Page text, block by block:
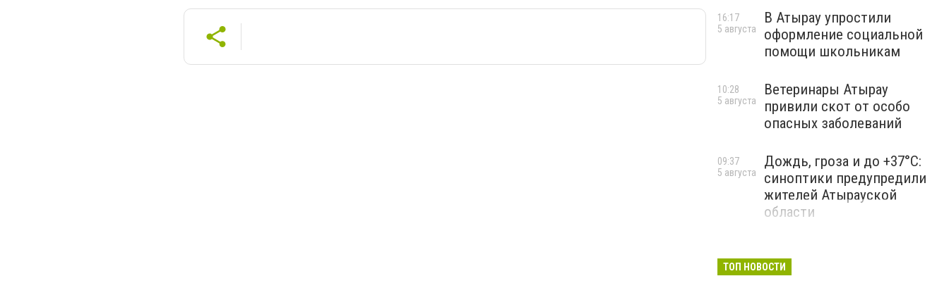
В Атырау упростили
оформление социальной
помощи школьникам
16:17
5 августа
Ветеринары Атырау
привили скот от особо
опасных заболеваний
10:28
5 августа
Дождь, гроза и до +37°C:
синоптики предупредили
жителей Атырауской
области
09:37
5 августа
ТОП НОВОСТИ